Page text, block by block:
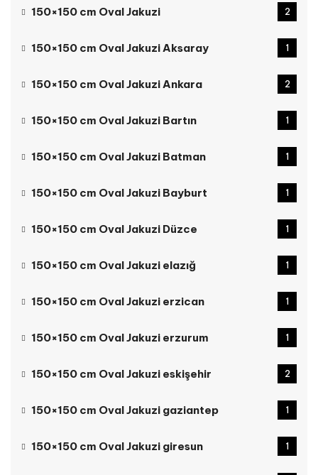
150×150 cm Oval Jakuzi 2
150×150 cm Oval Jakuzi Aksaray 1
150×150 cm Oval Jakuzi Ankara 2
150×150 cm Oval Jakuzi Bartın 1
150×150 cm Oval Jakuzi Batman 1
150×150 cm Oval Jakuzi Bayburt 1
150×150 cm Oval Jakuzi Düzce 1
150×150 cm Oval Jakuzi elazığ 1
150×150 cm Oval Jakuzi erzican 1
150×150 cm Oval Jakuzi erzurum 1
150×150 cm Oval Jakuzi eskişehir 2
150×150 cm Oval Jakuzi gaziantep 1
150×150 cm Oval Jakuzi giresun 1